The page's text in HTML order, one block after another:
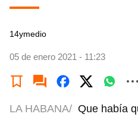
14ymedio
05 de enero 2021 - 11:23
LA HABANA/ Que había